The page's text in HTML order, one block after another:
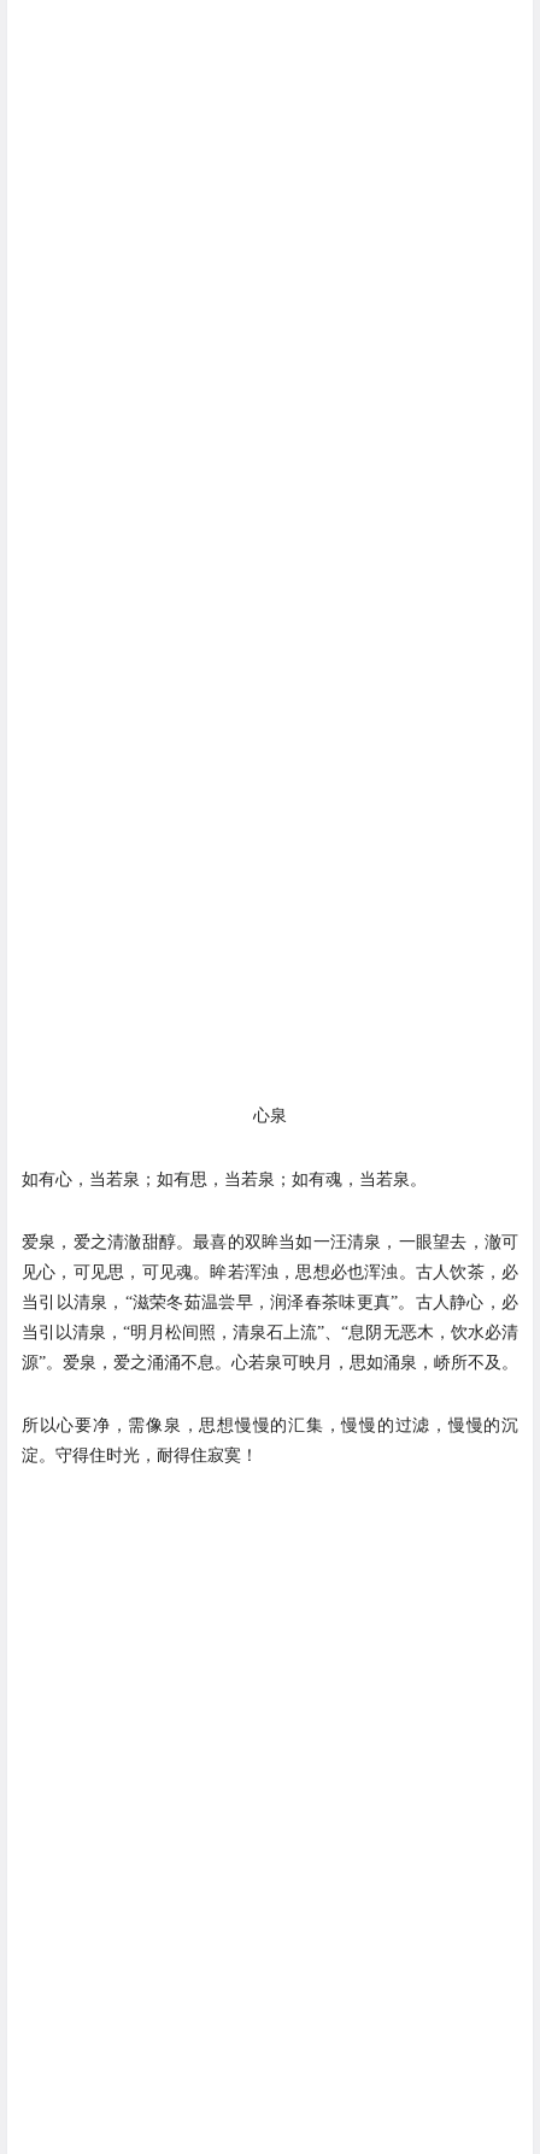
心泉
如有心，当若泉；如有思，当若泉；如有魂，当若泉。
爱泉，爱之清澈甜醇。最喜的双眸当如一汪清泉，一眼望去，澈可
见心，可见思，可见魂。眸若浑浊，思想必也浑浊。古人饮茶，必
当引以清泉，“滋荣冬茹温尝早，润泽春茶味更真”。古人静心，必
当引以清泉，“明月松间照，清泉石上流”、“息阴无恶木，饮水必清
源”。爱泉，爱之涌涌不息。心若泉可映月，思如涌泉，峤所不及。
所以心要净，需像泉，思想慢慢的汇集，慢慢的过滤，慢慢的沉
淀。守得住时光，耐得住寂寞！